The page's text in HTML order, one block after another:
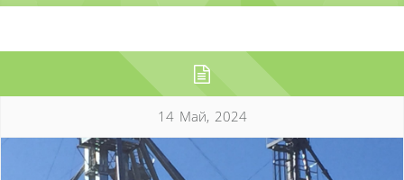
14 Май, 2024